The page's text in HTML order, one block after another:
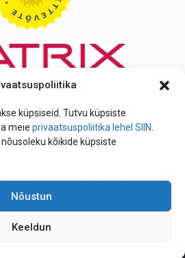
küpsiseid. Tutvu küpsiste
meie privaatsuspoliitika lehel SIIN
kõikide küpsiste
Nõustun
Keeldun